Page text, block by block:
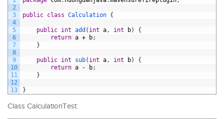
2
3
4
5
6
7
8
9
10
11
12
13
public class Calculation {
public int add ( int a , int b)
{
return a + b;
}
public int sub( int a , int b)
{
return a - b;
}
}
Class CalculationTest: